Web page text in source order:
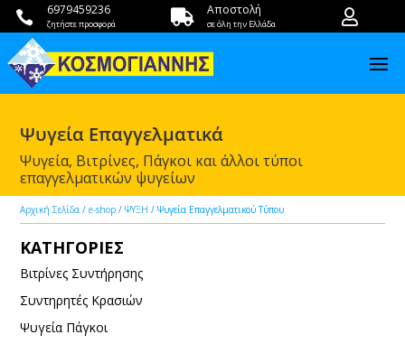
 6979459236
ζητήστε προσφορά  Αποστολή
σε όλη την Ελλάδα 
Ψυγεία Επαγγελματικά
Ψυγεία, Βιτρίνες, Πάγκοι και άλλοι τύποι
επαγγελματικών ψυγείων
Αρχική Σελίδα /e-shop /ΨΥΞΗ / Ψυγεία Επαγγελματικού Τύπου
ΚΑΤΗΓΟΡΙΕΣ
Βιτρίνες Συντήρησης
Συντηρητές Κρασιών
Ψυγεία Πάγκοι